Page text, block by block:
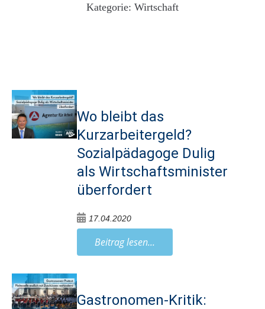
Kategorie: Wirtschaft
Wo bleibt das
Kurzarbeitergeld?
Sozialpädagoge Dulig
als Wirtschaftsminister
überfordert
17.04.2020
Beitrag lesen...
Gastronomen-Kritik: